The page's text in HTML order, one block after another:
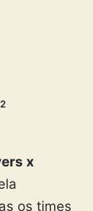
x
os times